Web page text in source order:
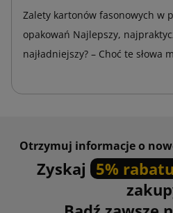
To sprawia, że koszt
Przekładki
Przekładki tekturowe
na paletach, a co za tym idzie
formę zabezpieczenia.
Przekładki tekturowe są
Zalety kartonów fasonowych w
opakowań Najlepszy,
najładniejszy? – Choć te słowa
Otrzymuj informacje o
Zyskaj 5% rabatu